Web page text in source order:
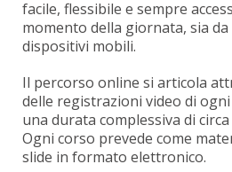
facile, flessibile e sempre
momento della giornata, sia
dispositivi mobili.
Il percorso online si articola
delle registrazioni video di
una durata complessiva di
Ogni corso prevede come
slide in formato elettronico.